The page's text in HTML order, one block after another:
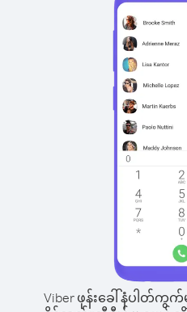
Viber ဖုန်းခေါ်နံပါတ်ကွ